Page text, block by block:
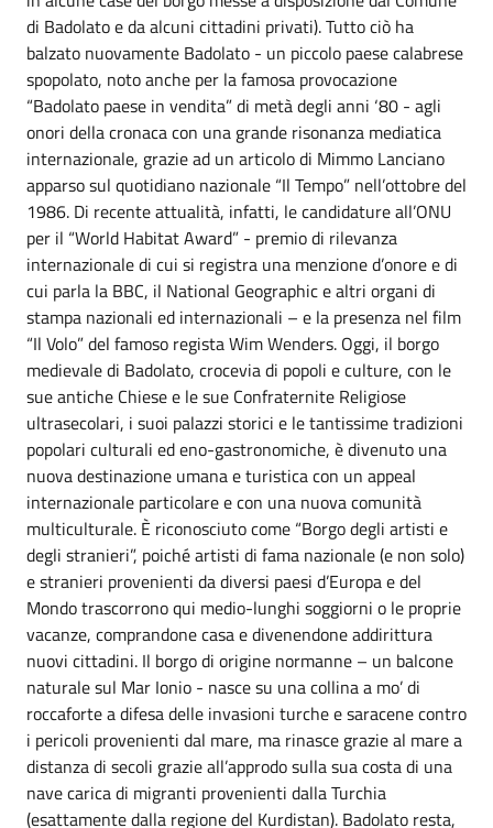
di Badolato e da alcuni cittadini privati). Tutto ciò ha
balzato nuovamente Badolato - un piccolo paese calabrese
spopolato, noto anche per la famosa provocazione
“Badolato paese in vendita” di metà degli anni ‘80 - agli
onori della cronaca con una grande risonanza mediatica
internazionale, grazie ad un articolo di Mimmo Lanciano
apparso sul quotidiano nazionale “Il Tempo” nell’ottobre del
1986. Di recente attualità, infatti, le candidature all’ONU
per il “World Habitat Award” - premio di rilevanza
internazionale di cui si registra una menzione d’onore e di
cui parla la BBC, il National Geographic e altri organi di
stampa nazionali ed internazionali – e la presenza nel film
“Il Volo” del famoso regista Wim Wenders. Oggi, il borgo
medievale di Badolato, crocevia di popoli e culture, con le
sue antiche Chiese e le sue Confraternite Religiose
ultrasecolari, i suoi palazzi storici e le tantissime tradizioni
popolari culturali ed eno-gastronomiche, è divenuto una
nuova destinazione umana e turistica con un appeal
internazionale particolare e con una nuova comunità
multiculturale. È riconosciuto come “Borgo degli artisti e
degli stranieri”, poiché artisti di fama nazionale (e non solo)
e stranieri provenienti da diversi paesi d’Europa e del
Mondo trascorrono qui medio-lunghi soggiorni o le proprie
vacanze, comprandone casa e divenendone addirittura
nuovi cittadini. Il borgo di origine normanne – un balcone
naturale sul Mar Ionio - nasce su una collina a mo’ di
roccaforte a difesa delle invasioni turche e saracene contro
i pericoli provenienti dal mare, ma rinasce grazie al mare a
distanza di secoli grazie all’approdo sulla sua costa di una
nave carica di migranti provenienti dalla Turchia
(esattamente dalla regione del Kurdistan). Badolato resta,